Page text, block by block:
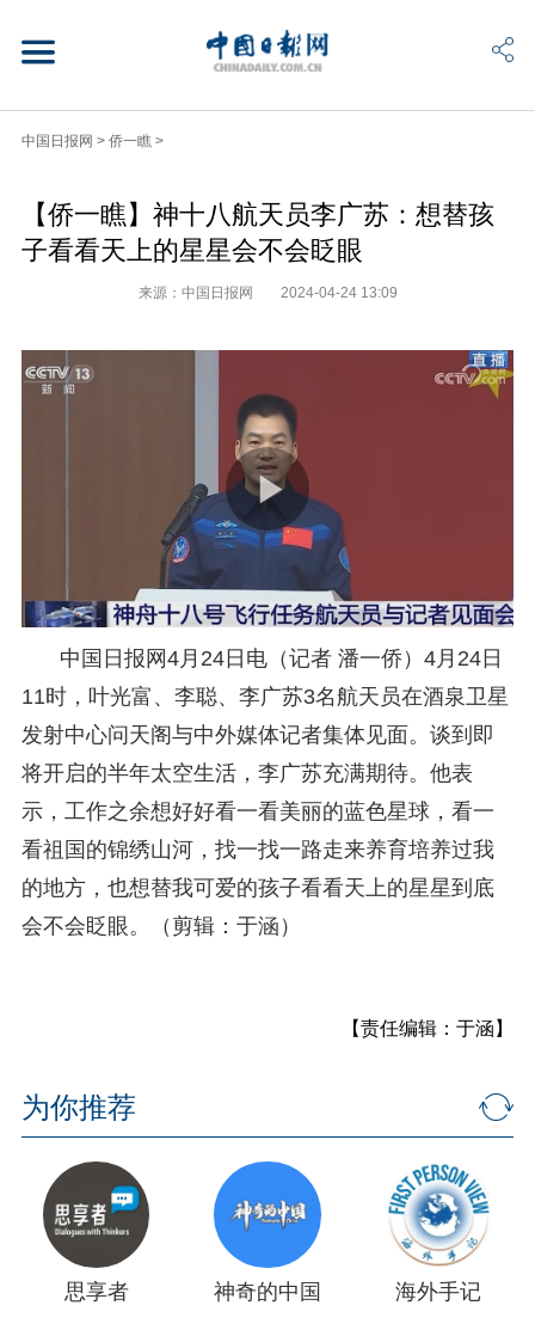
中国日报网 > 侨一瞧 >
【侨一瞧】神十八航天员李广苏：想替孩
子看看天上的星星会不会眨眼
来源：中国日报网 2024-04-24 13:09
中国日报网4月24日电（记者 潘一侨）4月24日
11时，叶光富、李聪、李广苏3名航天员在酒泉卫星
发射中心问天阁与中外媒体记者集体见面。谈到即
将开启的半年太空生活，李广苏充满期待。他表
示，工作之余想好好看一看美丽的蓝色星球，看一
看祖国的锦绣山河，找一找一路走来养育培养过我
的地方，也想替我可爱的孩子看看天上的星星到底
会不会眨眼。（剪辑：于涵）
【责任编辑：于涵】
为你推荐
思享者 神奇的中国 海外手记